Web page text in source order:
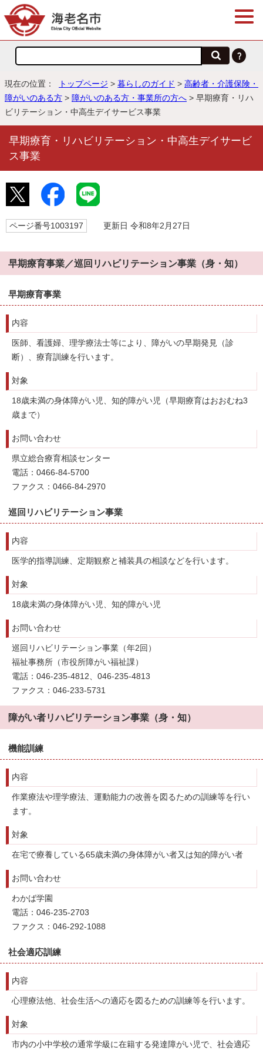
現在の位置： トップページ > 暮らしのガイド > 高齢者・介護保険・
障がいのある方 > 障がいのある方・事業所の方へ > 早期療育・リハ
ビリテーション・中高生デイサービス事業
早期療育・リハビリテーション・中高生デイサービ
ス事業
ページ番号1003197 更新日 令和8年2月27日
早期療育事業／巡回リハビリテーション事業（身・知）
早期療育事業
内容
医師、看護婦、理学療法士等により、障がいの早期発見（診
断）、療育訓練を行います。
対象
18歳未満の身体障がい児、知的障がい児（早期療育はおおむね3
歳まで）
お問い合わせ
県立総合療育相談センター
電話：0466-84-5700
ファクス：0466-84-2970
巡回リハビリテーション事業
内容
医学的指導訓練、定期観察と補装具の相談などを行います。
対象
18歳未満の身体障がい児、知的障がい児
お問い合わせ
巡回リハビリテーション事業（年2回）
福祉事務所（市役所障がい福祉課）
電話：046-235-4812、046-235-4813
ファクス：046-233-5731
障がい者リハビリテーション事業（身・知）
機能訓練
内容
作業療法や理学療法、運動能力の改善を図るための訓練等を行い
ます。
対象
在宅で療養している65歳未満の身体障がい者又は知的障がい者
お問い合わせ
わかば学園
電話：046-235-2703
ファクス：046-292-1088
社会適応訓練
内容
心理療法他、社会生活への適応を図るための訓練等を行います。
対象
市内の小中学校の通常学級に在籍する発達障がい児で、社会適応